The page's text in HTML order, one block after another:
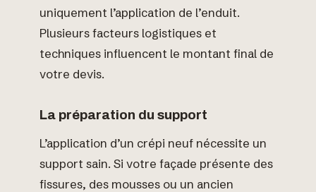
uniquement l’application de l’enduit.
Plusieurs facteurs logistiques et
techniques influencent le montant final de
votre devis.
La préparation du support
L’application d’un crépi neuf nécessite un
support sain. Si votre façade présente des
fissures, des mousses ou un ancien